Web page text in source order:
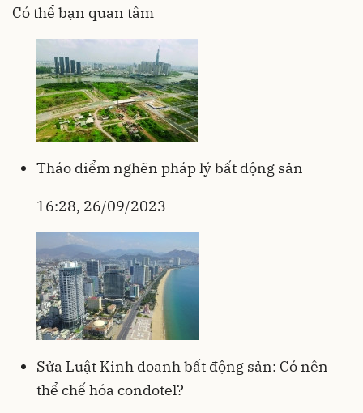
Có thể bạn quan tâm
Tháo điểm nghẽn pháp lý bất động sản
16:28, 26/09/2023
Sửa Luật Kinh doanh bất động sản: Có nên
thể chế hóa condotel?